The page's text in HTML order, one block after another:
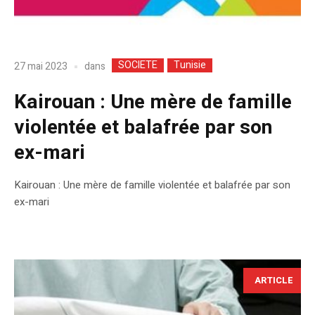
27 mai 2023 dans SOCIETE Tunisie
Kairouan : Une mère de famille
violentée et balafrée par son
ex-mari
Kairouan : Une mère de famille violentée et balafrée par son
ex-mari
ARTICLE